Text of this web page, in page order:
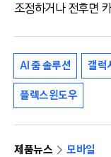
조정하거나 전후면
AI 줌 솔루션 갤럭
플렉스윈도우
제품뉴스
모바일